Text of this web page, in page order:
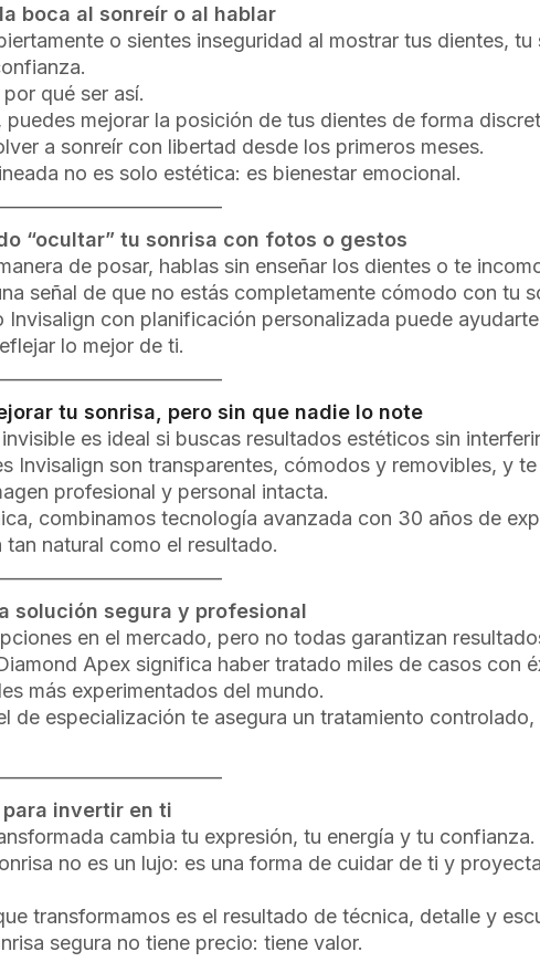
boca al sonreír o al hablar
o sientes inseguridad al mostrar tus dientes, tu
qué ser así.
puedes mejorar la posición de tus dientes de forma
a sonreír con libertad desde los primeros meses.
no es solo estética: es bienestar emocional.
“ocultar” tu sonrisa con fotos o gestos
de posar, hablas sin enseñar los dientes o te
señal de que no estás completamente cómodo con tu
Invisalign con planificación personalizada puede
lo mejor de ti.
tu sonrisa, pero sin que nadie lo note
es ideal si buscas resultados estéticos sin
Invisalign son transparentes, cómodos y removibles, y
profesional y personal intacta.
combinamos tecnología avanzada con 30 años de
tan natural como el resultado.
solución segura y profesional
en el mercado, pero no todas garantizan
Apex significa haber tratado miles de casos con
más experimentados del mundo.
de especialización te asegura un tratamiento
invertir en ti
cambia tu expresión, tu energía y tu confianza.
no es un lujo: es una forma de cuidar de ti y
transformamos es el resultado de técnica, detalle y
segura no tiene precio: tiene valor.